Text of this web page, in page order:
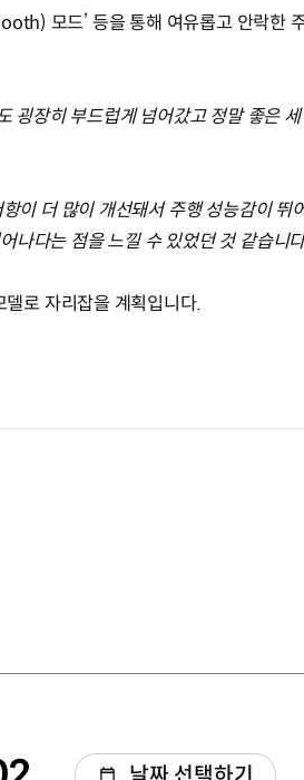
모드’ 등을 통해 여유롭고 안락한
굉장히 부드럽게 넘어갔고 정말 좋은
이 더 많이 개선돼서 주행 성능감이 뛰
나다는 점을 느낄 수 있었던 것 같습니
델로 자리잡을 계획입니다.